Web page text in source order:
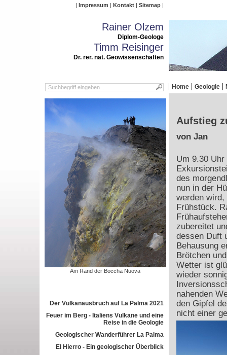
Impressum Kontakt Sitemap
Rainer Olzem
Diplom-Geologe
Timm Reisinger
Dr. rer. nat. Geowissenschaften
Home Geologie
Am Rand der Boccha Nuova
Der Vulkanausbruch auf La Palma 2021
Feuer im Berg - Italiens Vulkane und eine
Reise in die Geologie
Geologischer Wanderführer La Palma
El Hierro - Ein geologischer Überblick
Aufstieg
von Jan
Um 9.30
des
nun in der
werden
Frühstück.
zubereitet
dessen Duft
Behausung
Brötchen
Wetter ist
wieder
nahenden
den Gipfel
nicht einer